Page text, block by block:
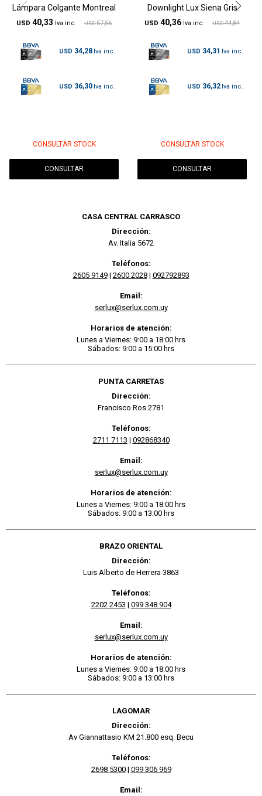
Lámpara Colgante Montreal
USD 40,33 USD 57,56
USD 34,28
USD 36,30
CONSULTAR STOCK
CONSULTAR
Downlight Lux Siena Gris
USD 40,36 USD 44,84
USD 34,31
USD 36,32
CONSULTAR STOCK
CONSULTAR
CASA CENTRAL CARRASCO
Dirección:
Av. Italia 5672
Teléfonos:
2605 9149| 2600 2028| 092792893
Email:
serlux@serlux.com.uy
Horarios de atención:
Lunes a Viernes: 9:00 a 18:00 hrs
Sábados: 9:00 a 15:00 hrs
PUNTA CARRETAS
Dirección:
Francisco Ros 2781
Teléfonos:
2711 7113 | 092868340
Email:
serlux@serlux.com.uy
Horarios de atención:
Lunes a Viernes: 9:00 a 18:00 hrs
Sábados: 9:00 a 13:00 hrs
BRAZO ORIENTAL
Dirección:
Luis Alberto de Herrera 3863
Teléfonos:
2202 2453 | 099 348 904
Email:
serlux@serlux.com.uy
Horarios de atención:
Lunes a Viernes: 9:00 a 18:00 hrs
Sábados: 9:00 a 13:00 hrs
LAGOMAR
Dirección:
Av Giannattasio KM 21.800 esq. Becu
Teléfonos:
2698 5300| 099 306 969
Email: